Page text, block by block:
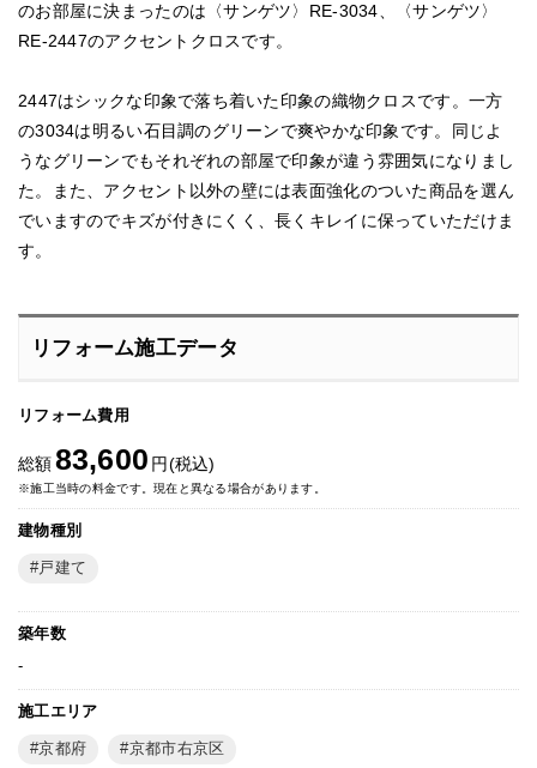
のお部屋に決まったのは〈サンゲツ〉RE-3034、〈サンゲツ〉
RE-2447のアクセントクロスです。
2447はシックな印象で落ち着いた印象の織物クロスです。一方
の3034は明るい石目調のグリーンで爽やかな印象です。同じよ
うなグリーンでもそれぞれの部屋で印象が違う雰囲気になりまし
た。また、アクセント以外の壁には表面強化のついた商品を選ん
でいますのでキズが付きにくく、長くキレイに保っていただけま
す。
リフォーム施工データ
リフォーム費用
総額83,600 円(税込)
※施工当時の料金です。現在と異なる場合があります。
建物種別
戸建て
築年数
-
施工エリア
京都府 京都市右京区